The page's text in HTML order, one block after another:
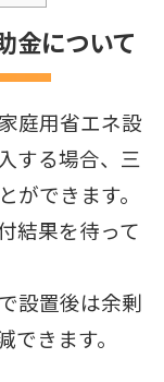
金について
庭用省エネ設
する場合、三
できます。
結果を待って
設置後は余剰
きます。